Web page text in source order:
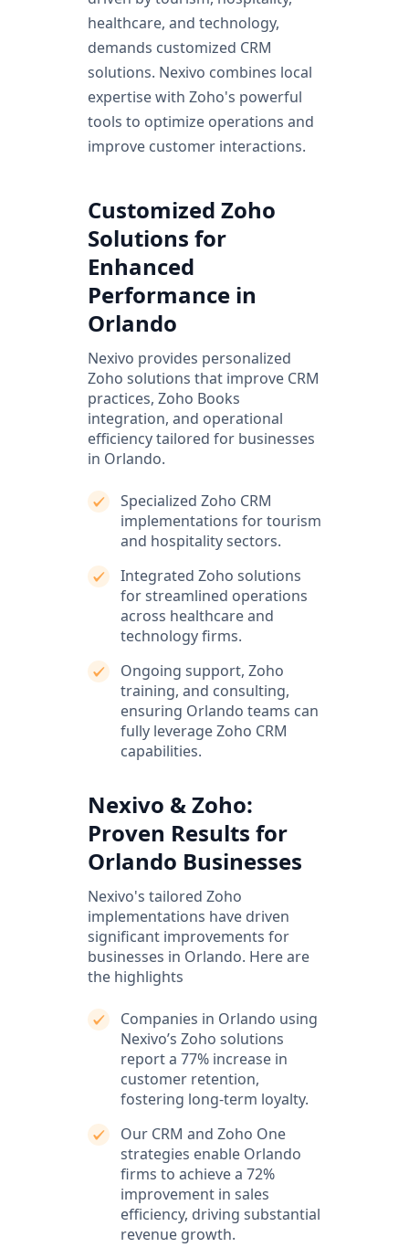
healthcare, and technology,
demands customized CRM
solutions. Nexivo combines local
expertise with Zoho's powerful
tools to optimize operations and
improve customer interactions.
Customized Zoho
Solutions for
Enhanced
Performance in
Orlando
Nexivo provides personalized
Zoho solutions that improve CRM
practices, Zoho Books
integration, and operational
efficiency tailored for businesses
in Orlando.
Specialized Zoho CRM
implementations for tourism
and hospitality sectors.
Integrated Zoho solutions
for streamlined operations
across healthcare and
technology firms.
Ongoing support, Zoho
training, and consulting,
ensuring Orlando teams can
fully leverage Zoho CRM
capabilities.
Nexivo & Zoho:
Proven Results for
Orlando Businesses
Nexivo's tailored Zoho
implementations have driven
significant improvements for
businesses in Orlando. Here are
the highlights
Companies in Orlando using
Nexivo’s Zoho solutions
report a 77% increase in
customer retention,
fostering long-term loyalty.
Our CRM and Zoho One
strategies enable Orlando
firms to achieve a 72%
improvement in sales
efficiency, driving substantial
revenue growth.